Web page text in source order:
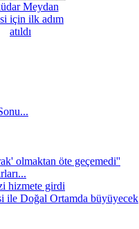
Meydan
için ilk adım
atıldı
olmaktan öte geçemedi''
hizmete girdi
ile Doğal Ortamda büyüyecek